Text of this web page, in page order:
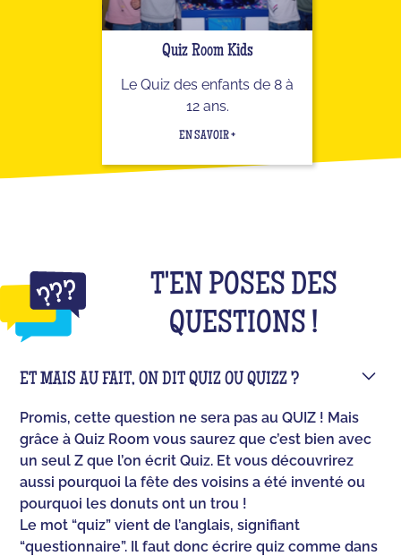
Quiz Room Kids
Le Quiz des enfants de 8 à
12 ans.
EN SAVOIR +
T'EN POSES DES
QUESTIONS !
ET MAIS AU FAIT, ON DIT QUIZ OU QUIZZ ?
Promis, cette question ne sera pas au QUIZ ! Mais
grâce à Quiz Room vous saurez que c’est bien avec
un seul Z que l’on écrit Quiz. Et vous découvrirez
aussi pourquoi la fête des voisins a été inventé ou
pourquoi les donuts ont un trou !
Le mot “quiz” vient de l’anglais, signifiant
“questionnaire”. Il faut donc écrire quiz comme dans